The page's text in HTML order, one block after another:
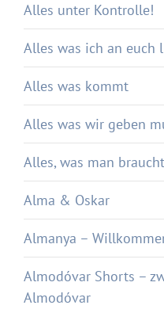
Alles unter Kontrolle!
Alles was ich an euch
Alles was kommt
Alles was wir geben
Alles, was man braucht
Alma & Oskar
Almanya –
Almodóvar Shorts –
Almodóvar